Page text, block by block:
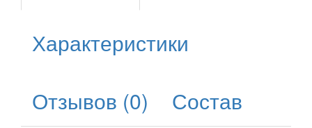
Характеристики
Отзывов (0)
Состав